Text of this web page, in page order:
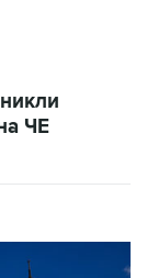
ЧЕ